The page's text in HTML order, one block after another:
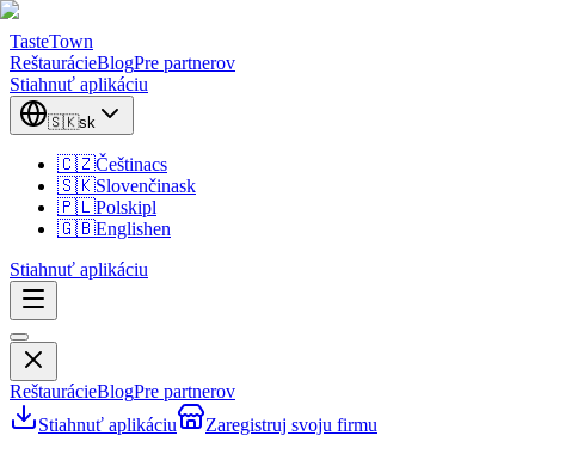
TasteTown
ReštaurácieBlogPre partnerov
Stiahnuť aplikáciu
🇸🇰sk
🇨🇿Češtinacs
🇸🇰Slovenčinask
🇵🇱Polskipl
🇬🇧Englishen
Stiahnuť aplikáciu
ReštaurácieBlogPre partnerov
Stiahnuť aplikáciu
Zaregistruj svoju firmu